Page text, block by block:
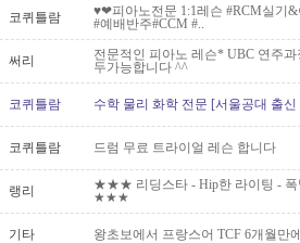
코퀴틀람
♥️❤피아노전문 1:1레슨 #RCM실기
#예배반주#CCM #..
써리
전문적인 피아노 레슨* UBC 연주
두가능합니다 ^^
코퀴틀람 수학 물리 화학 전문 [서울공대 출
코퀴틀람 드럼 무료 트라이얼 레슨 합니다
랭리
★★★ 리딩스타 - Hip한 라이팅 - 폭
★★★
기타 왕초보에서 프랑스어 TCF 6개월만